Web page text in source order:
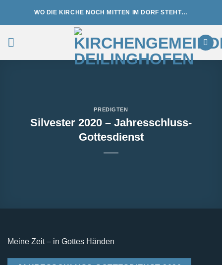
WO DIE KIRCHE NOCH MITTEN IM DORF STEHT…
PREDIGTEN
Silvester 2020 – Jahresschluss-
Gottesdienst
Meine Zeit – in Gottes Händen